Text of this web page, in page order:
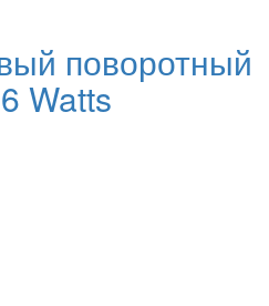
поворотный
Watts